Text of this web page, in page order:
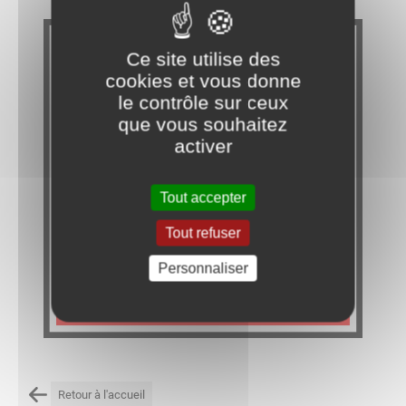
Retour à l'accueil
Ce site utilise des
cookies et vous donne
le contrôle sur ceux
que vous souhaitez
activer
Tout accepter
Tout refuser
Personnaliser